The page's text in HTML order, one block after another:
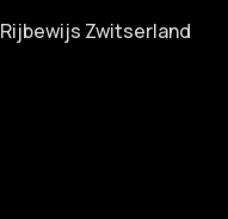
Rijbewijs Zwitserland